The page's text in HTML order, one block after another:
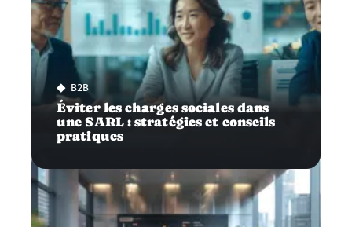
B2B
Éviter les charges sociales dans
une SARL : stratégies et conseils
pratiques